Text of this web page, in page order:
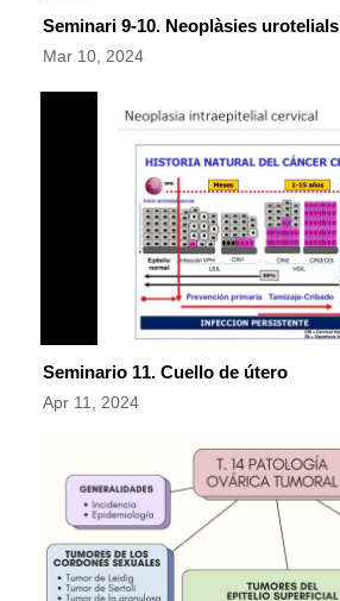
Seminari 9-10. Neoplàsies urotelials
Mar 10, 2024
Seminario 11. Cuello de útero
Apr 11, 2024